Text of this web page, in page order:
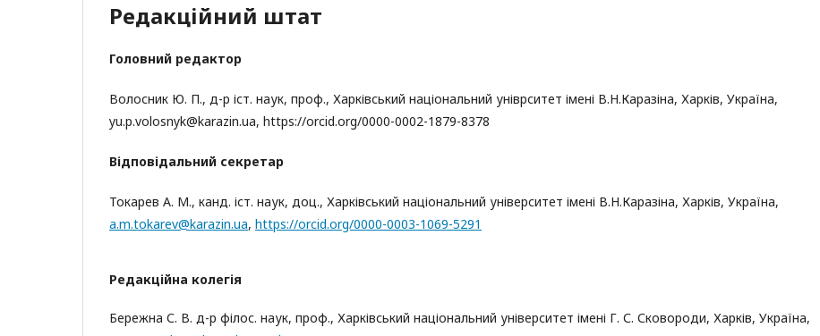
Редакційний штат
Головний редактор
Волосник Ю. П., д-р іст. наук, проф., Харківський національний уніврситет імені В.Н.Каразіна, Харків, Україна,
yu.p.volosnyk@karazin.ua, https://orcid.org/0000-0002-1879-8378
Відповідальний секретар
Токарев А. М., канд. іст. наук, доц., Харківський національний університет імені В.Н.Каразіна, Харків, Україна,
a.m.tokarev@karazin.ua, https://orcid.org/0000-0003-1069-5291
Редакційна колегія
Бережна С. В. д-р філос. наук, проф., Харківський національний університет імені Г. С. Сковороди, Харків, Україна,